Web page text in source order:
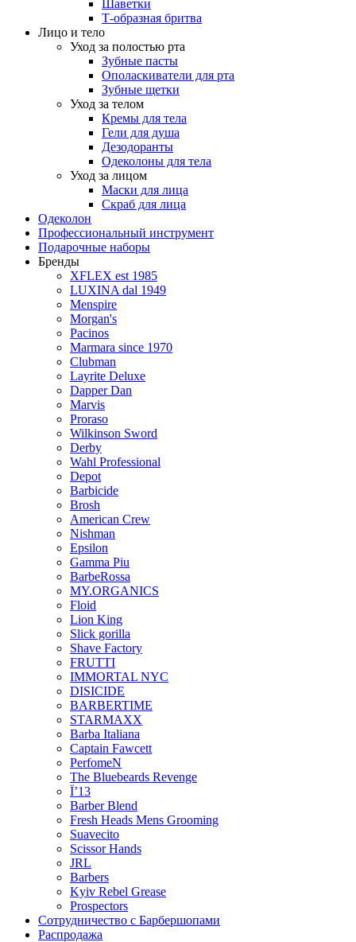
Шаветки
Т-образная бритва
Лицо и тело
Уход за полостью рта
Зубные пасты
Ополаскиватели для рта
Зубные щетки
Уход за телом
Кремы для тела
Гели для душа
Дезодоранты
Одеколоны для тела
Уход за лицом
Маски для лица
Скраб для лица
Одеколон
Профессиональный инструмент
Подарочные наборы
Бренды
XFLEX est 1985
LUXINA dal 1949
Menspire
Morgan's
Pacinos
Marmara since 1970
Clubman
Layrite Deluxe
Dapper Dan
Marvis
Proraso
Wilkinson Sword
Derby
Wahl Professional
Depot
Barbicide
Brosh
American Crew
Nishman
Epsilon
Gamma Piu
BarbeRossa
MY.ORGANICS
Floid
Lion King
Slick gorilla
Shave Factory
FRUTTI
IMMORTAL NYC
DІSICIDE
BARBERTIME
STARMAXX
Barba Italiana
Captain Fawcett
PerfomeN
The Bluebeards Revenge
Ї’13
Barber Blend
Fresh Heads Mens Grooming
Suavecito
Scissor Hands
JRL
Barbers
Kyiv Rebel Grease
Prospectors
Сотрудничество с Барбершопами
Распродажа